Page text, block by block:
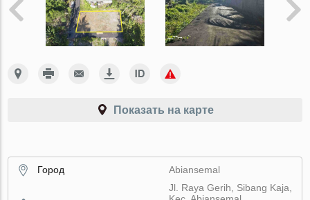
Показать на карте
Город Abiansemal
Jl. Raya Gerih, Sibang Kaja,